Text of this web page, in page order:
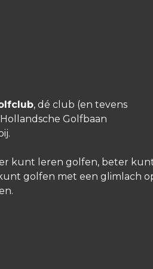
, dé club (en tevens
Golfbaan
kunt leren golfen, beter
golfen met een glimlach